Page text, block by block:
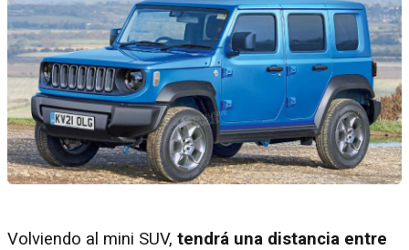
Volviendo al mini SUV, tendrá una distancia entre